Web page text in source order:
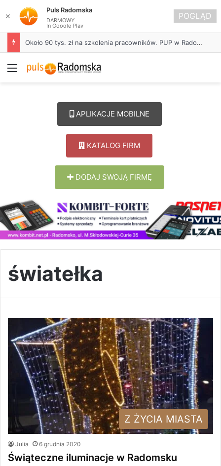
Około 90 tys. zł na szkolenia pracowników. PUP w Radomsku ogłasza nabór wniosków
Menu
APLIKACJE MOBILNE
KATALOG FIRM
DODAJ SWOJĄ FIRMĘ
światełka
Z ŻYCIA MIASTA
Julia 6 grudnia 2020
Świąteczne iluminacje w Radomsku
✕
Puls Radomska
DARMOWY
In Google Play
POGLĄD